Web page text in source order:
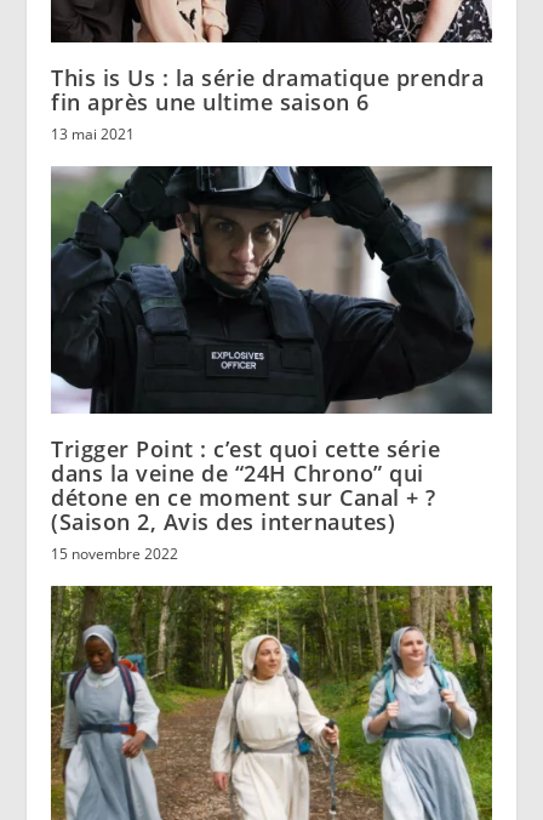
This is Us : la série dramatique prendra
fin après une ultime saison 6
13 mai 2021
Trigger Point : c’est quoi cette série
dans la veine de “24H Chrono” qui
détone en ce moment sur Canal + ?
(Saison 2, Avis des internautes)
15 novembre 2022